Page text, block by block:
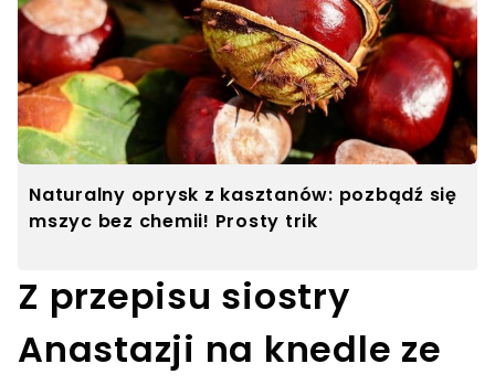
Naturalny oprysk z kasztanów: pozbądź się
mszyc bez chemii! Prosty trik
Z przepisu siostry
Anastazji na knedle ze